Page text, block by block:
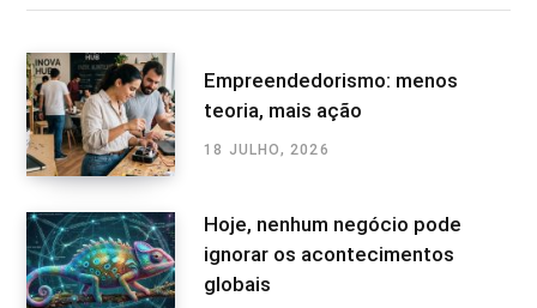
Empreendedorismo: menos
teoria, mais ação
18 JULHO, 2026
Hoje, nenhum negócio pode
ignorar os acontecimentos
globais